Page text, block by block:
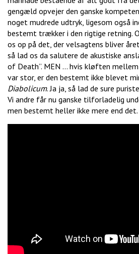
gengæld opvejer den ganske
noget mudrede udtryk, ligesom også
bestemt trækker i den rigtige retning.
os op på det, der velsagtens bliver
så lad os da salutere de akustiske
of Death”. MEN … hvis kløften
var stor, er den bestemt ikke blevet
Diabolicum. Ja ja, så lad de sure
Vi andre får nu ganske tilforladelig
men bestemt heller ikke mere end det.